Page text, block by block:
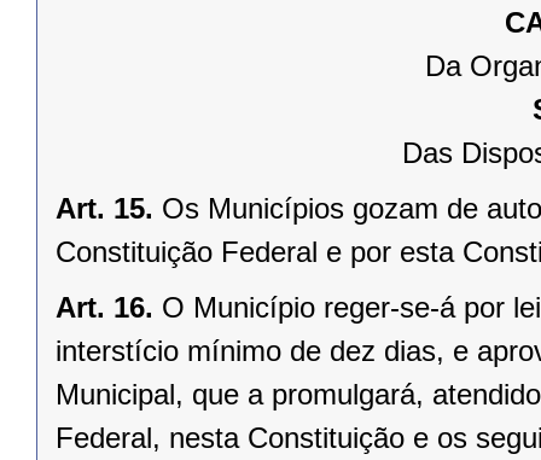
Da
Das
Art. 15. Os Municípios gozam de
Constituição Federal e por esta
Art. 16. O Município reger-se-á por
interstício mínimo de dez dias, e
Municipal, que a promulgará,
Federal, nesta Constituição e os